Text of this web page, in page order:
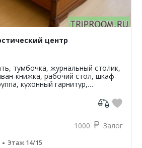
центр
тумбочка, журнальный столик,
книжка, рабочий стол, шкаф-
кухонный гарнитур,
1000 Залог
Этаж 14/15